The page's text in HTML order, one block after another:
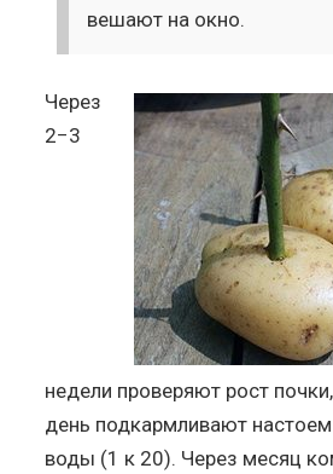
вешают на окно.
Через
2−3
недели проверяют рост
день подкармливают
воды (1 к 20). Через месяц